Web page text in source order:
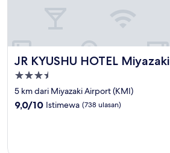
JR KYUSHU HOTEL Miyazaki
JR KYUSHU HOTEL Miyazaki
Properti
bintang
3.5
5 km dari Miyazaki Airport (KMI)
9.0
9,0/10 Istimewa (738 ulasan)